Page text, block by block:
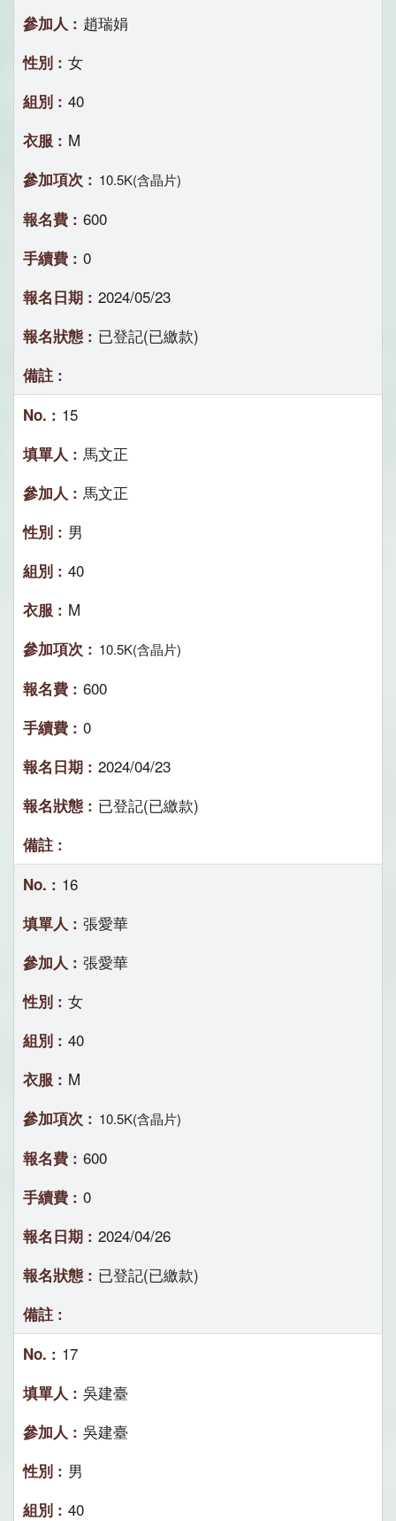
趙瑞娟
女
40
M
10.5K(含晶片)
600
0
2024/05/23
已登記(已繳款)
15
馬文正
馬文正
男
40
M
10.5K(含晶片)
600
0
2024/04/23
已登記(已繳款)
16
張愛華
張愛華
女
40
M
10.5K(含晶片)
600
0
2024/04/26
已登記(已繳款)
17
吳建臺
吳建臺
男
40